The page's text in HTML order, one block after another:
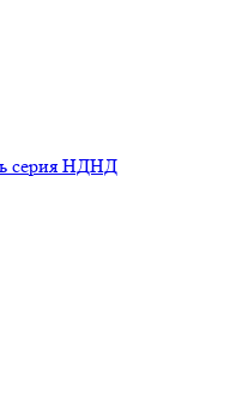
серия НДНД